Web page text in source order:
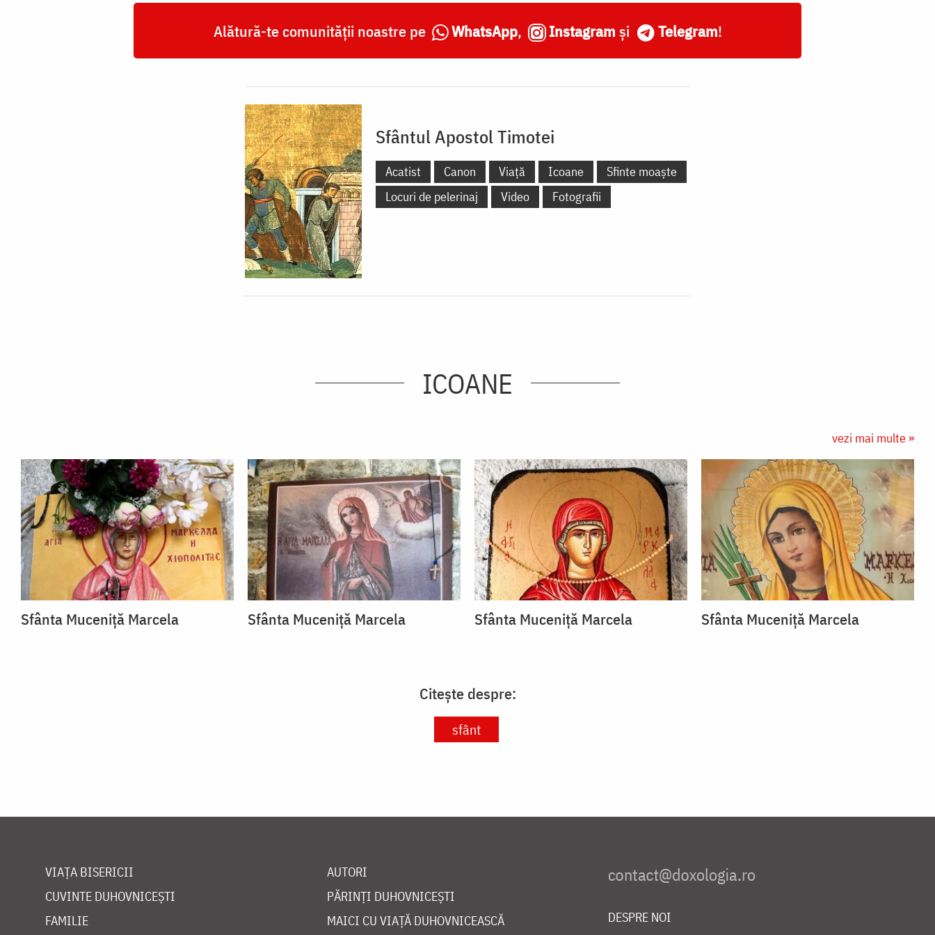
Alătură-te comunității noastre pe WhatsApp, Instagram și Telegram!
Sfântul Apostol Timotei
Acatist Canon Viață Icoane
Sfinte moaște
Locuri de pelerinaj
Video Fotografii
ICOANE
vezi mai multe »
Sfânta Muceniță Marcela Sfânta Muceniță Marcela Sfânta Muceniță Marcela Sfânta Muceniță Marcela
Citește despre:
sfânt
VIAȚA BISERICII
CUVINTE DUHOVNICEȘTI
FAMILIE
AUTORI
PĂRINȚI DUHOVNICEȘTI
MAICI CU VIAȚĂ DUHOVNICEASCĂ
DESPRE NOI